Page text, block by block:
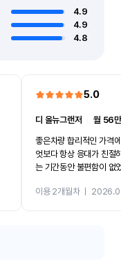
4.9
4.9
4.8
5.0
디 올뉴그랜저 ㅣ월 56
좋은차량 합리적인 가격
엇보다 항상 응대가 친절
는 기간동안 불편함이 없
카 렌트 고민없이 강추합
이용 2개월차ㅣ